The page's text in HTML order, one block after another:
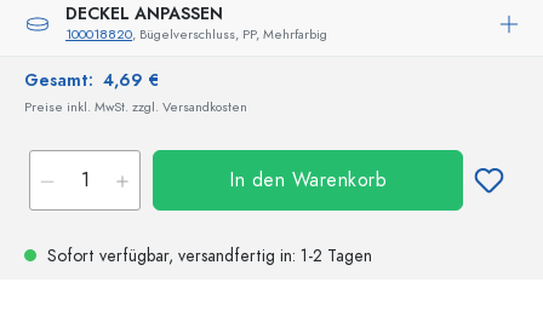
DECKEL ANPASSEN
100018820, Bügelverschluss, PP, Mehrfarbig
Gesamt: 4,69 €
Preise inkl. MwSt. zzgl. Versandkosten
In den Warenkorb
Sofort verfügbar, versandfertig in: 1-2 Tagen